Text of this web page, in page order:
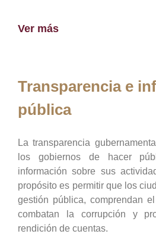
Ver más
Transparencia e
pública
La transparencia
los gobiernos de hacer
información sobre sus
propósito es permitir que los
gestión pública, comprendan
combatan la corrupción y
rendición de cuentas.